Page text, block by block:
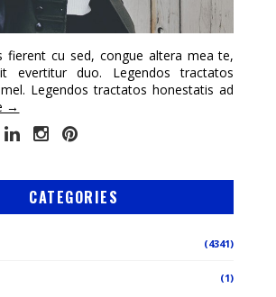
fierent cu sed, congue altera mea te,
evertitur duo. Legendos tractatos
Legendos tractatos honestatis ad
→
CATEGORIES
(4341)
(1)